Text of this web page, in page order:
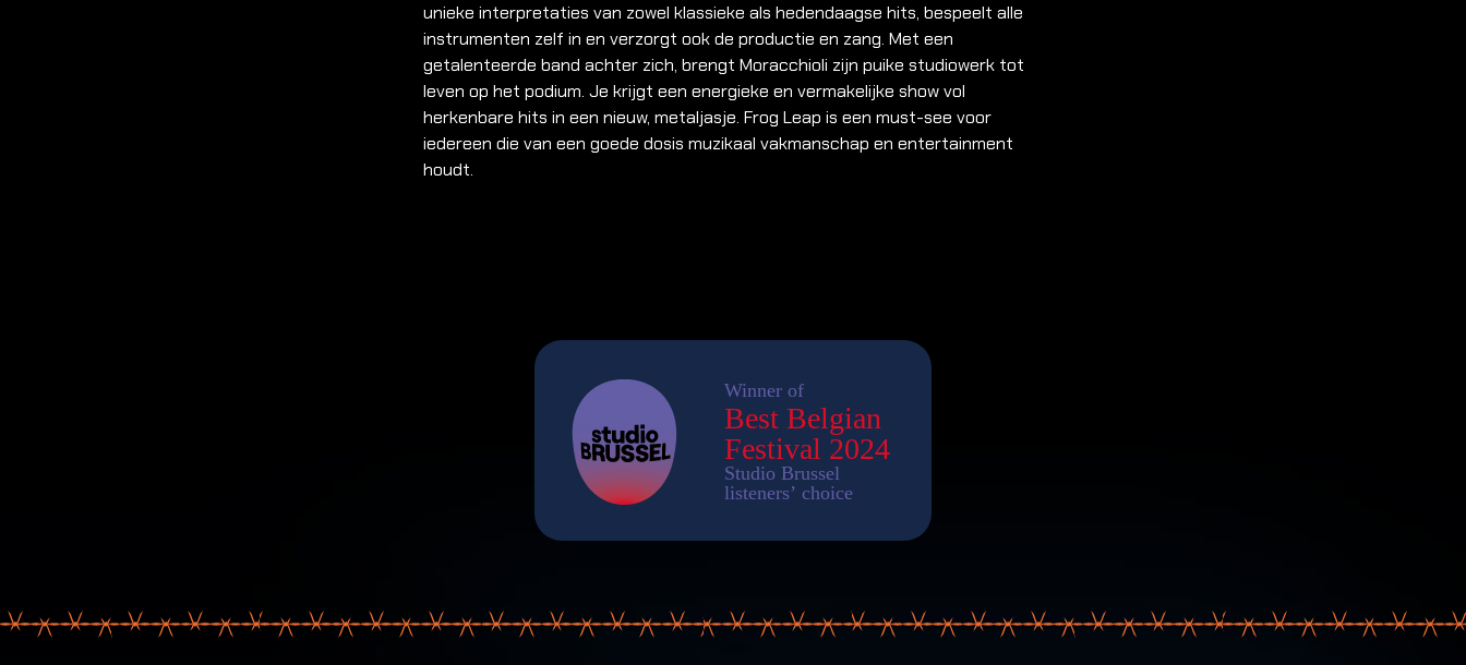
unieke interpretaties van zowel klassieke als hedendaagse hits, bespeelt alle
instrumenten zelf in en verzorgt ook de productie en zang. Met een
getalenteerde band achter zich, brengt Moracchioli zijn puike studiowerk tot
leven op het podium. Je krijgt een energieke en vermakelijke show vol
herkenbare hits in een nieuw, metaljasje. Frog Leap is een must-see voor
iedereen die van een goede dosis muzikaal vakmanschap en entertainment
houdt.